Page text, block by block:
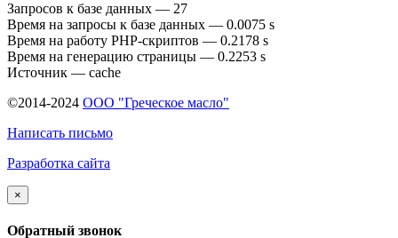
Запросов к базе данных — 27
Время на запросы к базе данных — 0.0075 s
Время на работу PHP-скриптов — 0.2178 s
Время на генерацию страницы — 0.2253 s
Источник — cache
©2014-2024 ООО "Греческое масло"
Написать письмо
Разработка сайта
×
Обратный звонок